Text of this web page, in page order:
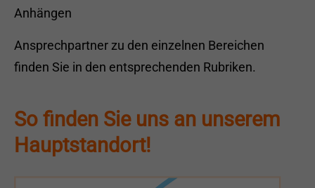
Anhängen
Ansprechpartner zu den einzelnen Bereichen
finden Sie in den entsprechenden Rubriken.
So finden Sie uns an unserem
Hauptstandort!